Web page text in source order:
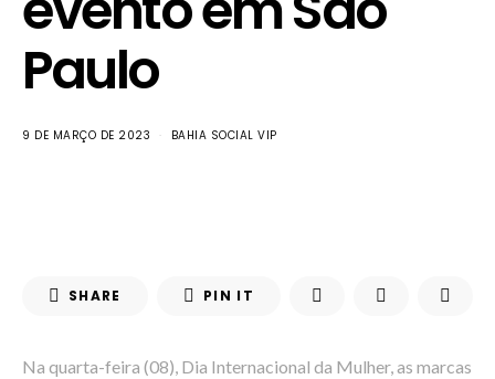
Paulo
9 DE MARÇO DE 2023 BAHIA SOCIAL VIP
SHARE PIN IT
Na quarta-feira (08), Dia Internacional da Mulher, as marcas